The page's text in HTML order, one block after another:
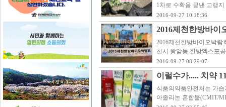
1차로 수확을 끝낸 고랭
2016-09-27 10:18:36
2016제천한방바이
2016제천한방바이오박람
천시 왕암동 한방엑스포
2016-09-27 08:29:07
이럴수가..... 치약
식품의약품안전처는 가
아졸리논 혼합물(CMIT/